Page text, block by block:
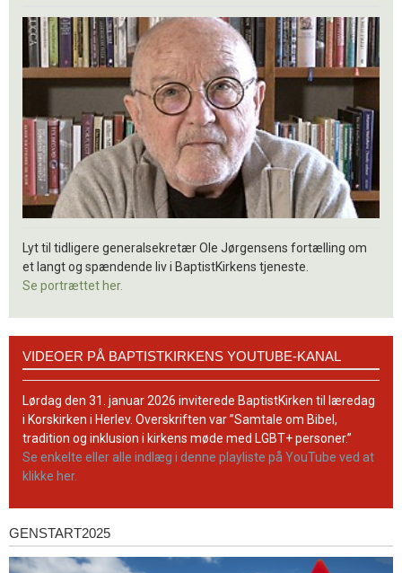
Lyt til tidligere generalsekretær Ole Jørgensens fortælling om
et langt og spændende liv i BaptistKirkens tjeneste.
Se portrættet her.
BaptistKirkens
YouTube-
kanal
VIDEOER PÅ BAPTISTKIRKENS YOUTUBE-KANAL
Lørdag den 31. januar 2026 inviterede BaptistKirken til læredag
i Korskirken i Herlev. Overskriften var ”Samtale om Bibel,
tradition og inklusion i kirkens møde med LGBT+ personer.”
Se enkelte eller alle indlæg i denne playliste på YouTube ved at
klikke her.
Genstart2025
GENSTART2025